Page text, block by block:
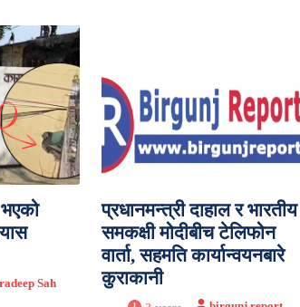
भएको
Sah
प्रधानमन्त्री दाहाल र भारतीय
समकक्षी मोदीबीच टेलिफोन
वार्ता, सहमति कार्यान्वयनबारे
कुराकानी